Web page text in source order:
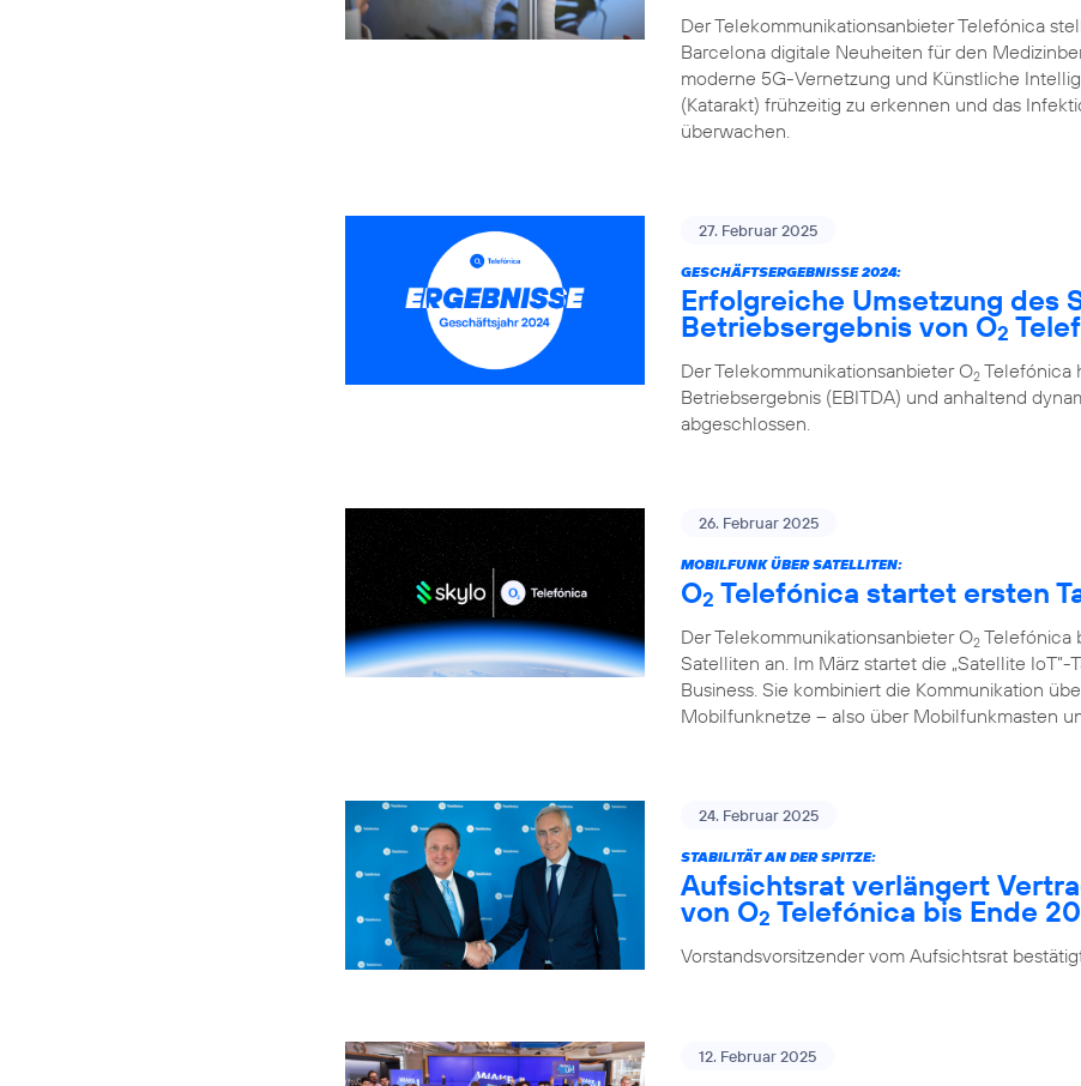
Der Telekommunikationsanbieter Telefónica
Barcelona digitale Neuheiten für den
moderne 5G-Vernetzung und Künstliche
(Katarakt) frühzeitig zu erkennen und das
überwachen.
27. Februar 2025
GESCHÄFTSERGEBNISSE 2024:
Erfolgreiche Umsetzung des
Betriebsergebnis von O2
Der Telekommunikationsanbieter O2 Telefónica
Betriebsergebnis (EBITDA) und anhaltend
abgeschlossen.
26. Februar 2025
MOBILFUNK ÜBER SATELLITEN:
O2 Telefónica startet ersten
Der Telekommunikationsanbieter O2 Telefónica
Satelliten an. Im März startet die „Satellite
Business. Sie kombiniert die Kommunikation
Mobilfunknetze – also über Mobilfunkmasten
24. Februar 2025
STABILITÄT AN DER SPITZE:
Aufsichtsrat verlängert
von O2 Telefónica bis Ende
Vorstandsvorsitzender vom Aufsichtsrat
12. Februar 2025